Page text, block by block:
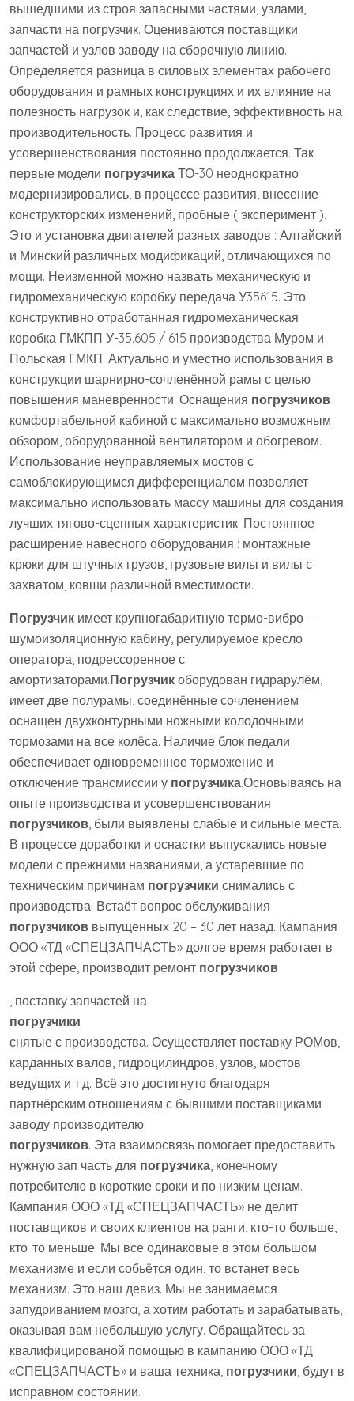
вышедшими из строя запасными частями, узлами,
запчасти на погрузчик. Оцениваются поставщики
запчастей и узлов заводу на сборочную линию.
Определяется разница в силовых элементах рабочего
оборудования и рамных конструкциях и их влияние на
полезность нагрузок и, как следствие, эффективность на
производительность. Процесс развития и
усовершенствования постоянно продолжается. Так
первые модели погрузчика ТО-30 неоднократно
модернизировались, в процессе развития, внесение
конструкторских изменений, пробные ( эксперимент ).
Это и установка двигателей разных заводов : Алтайский
и Минский различных модификаций, отличающихся по
мощи. Неизменной можно назвать механическую и
гидромеханическую коробку передача У35615. Это
конструктивно отработанная гидромеханическая
коробка ГМКПП У-35.605 / 615 производства Муром и
Польская ГМКП. Актуально и уместно использования в
конструкции шарнирно-сочленённой рамы с целью
повышения маневренности. Оснащения погрузчиков
комфортабельной кабиной с максимально возможным
обзором, оборудованной вентилятором и обогревом.
Использование неуправляемых мостов с
самоблокирующимся дифференциалом позволяет
максимально использовать массу машины для создания
лучших тягово-сцепных характеристик. Постоянное
расширение навесного оборудования : монтажные
крюки для штучных грузов, грузовые вилы и вилы с
захватом, ковши различной вместимости.
Погрузчик имеет крупногабаритную термо-вибро —
шумоизоляционную кабину, регулируемое кресло
оператора, подрессоренное с
амортизаторами.Погрузчик оборудован гидрарулём,
имеет две полурамы, соединённые сочленением
оснащен двухконтурными ножными колодочными
тормозами на все колёса. Наличие блок педали
обеспечивает одновременное торможение и
отключение трансмиссии у погрузчика.Основываясь на
опыте производства и усовершенствования
погрузчиков , были выявлены слабые и сильные места.
В процессе доработки и оснастки выпускались новые
модели с прежними названиями, а устаревшие по
техническим причинам погрузчики снимались с
производства. Встаёт вопрос обслуживания
погрузчиков выпущенных 20 – 30 лет назад. Кампания
ООО «ТД «СПЕЦЗАПЧАСТЬ» долгое время работает в
этой сфере, производит ремонт погрузчиков
, поставку запчастей на
погрузчики
снятые с производства. Осуществляет поставку РОМов,
карданных валов, гидроцилиндров, узлов, мостов
ведущих и т.д. Всё это достигнуто благодаря
партнёрским отношениям с бывшими поставщиками
заводу производителю
погрузчиков. Эта взаимосвязь помогает предоставить
нужную зап часть для погрузчика , конечному
потребителю в короткие сроки и по низким ценам.
Кампания ООО «ТД «СПЕЦЗАПЧАСТЬ» не делит
поставщиков и своих клиентов на ранги, кто-то больше,
кто-то меньше. Мы все одинаковые в этом большом
механизме и если собьётся один, то встанет весь
механизм. Это наш девиз. Мы не занимаемся
запудриванием мозгa, а хотим работать и зарабатывать,
оказывая вам небольшую услугу. Обращайтесь за
квалифицированой помощью в кампанию ООО «ТД
«СПЕЦЗАПЧАСТЬ» и ваша техника, погрузчики , будут в
исправном состоянии.